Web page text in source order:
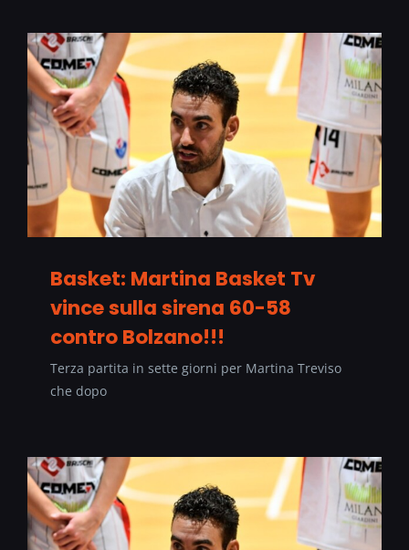
Basket: Martina Basket Tv
vince sulla sirena 60-58
contro Bolzano!!!
Terza partita in sette giorni per Martina Treviso
che dopo